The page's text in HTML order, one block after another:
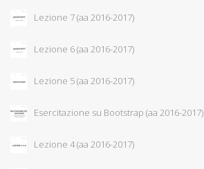
Lezione 7 (aa 2016-2017)
Lezione 6 (aa 2016-2017)
Lezione 5 (aa 2016-2017)
Esercitazione su Bootstrap (aa 2016-2017)
Lezione 4 (aa 2016-2017)